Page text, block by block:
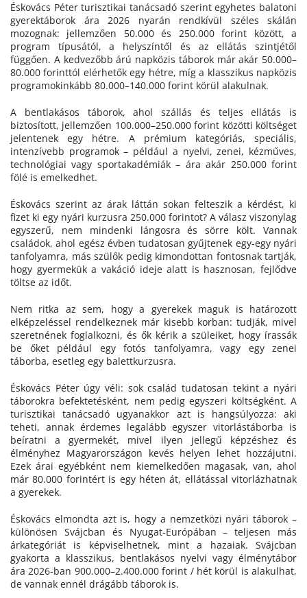
Éskovács Péter turisztikai tanácsadó szerint egyhetes balatoni
gyerektáborok ára 2026 nyarán rendkívül széles skálán
mozognak: jellemzően 50.000 és 250.000 forint között, a
program típusától, a helyszíntől és az ellátás szintjétől
függően. A kedvezőbb árú napközis táborok már akár 50.000–
80.000 forinttól elérhetők egy hétre, míg a klasszikus napközis
programokinkább 80.000–140.000 forint körül alakulnak.
A bentlakásos táborok, ahol szállás és teljes ellátás is
biztosított, jellemzően 100.000–250.000 forint közötti költséget
jelentenek egy hétre. A prémium kategóriás, speciális,
intenzívebb programok – például a nyelvi, zenei, kézműves,
technológiai vagy sportakadémiák – ára akár 250.000 forint
fölé is emelkedhet.
Éskovács szerint az árak láttán sokan felteszik a kérdést, ki
fizet ki egy nyári kurzusra 250.000 forintot? A válasz viszonylag
egyszerű, nem mindenki lángosra és sörre költ. Vannak
családok, ahol egész évben tudatosan gyűjtenek egy-egy nyári
tanfolyamra, más szülők pedig kimondottan fontosnak tartják,
hogy gyermekük a vakáció ideje alatt is hasznosan, fejlődve
töltse az időt.
Nem ritka az sem, hogy a gyerekek maguk is határozott
elképzeléssel rendelkeznek már kisebb korban: tudják, mivel
szeretnének foglalkozni, és ők kérik a szüleiket, hogy írassák
be őket például egy fotós tanfolyamra, vagy egy zenei
táborba, esetleg egy balettkurzusra.
Éskovács Péter úgy véli: sok család tudatosan tekint a nyári
táborokra befektetésként, nem pedig egyszeri költségként. A
turisztikai tanácsadó ugyanakkor azt is hangsúlyozza: aki
teheti, annak érdemes legalább egyszer vitorlástáborba is
beíratni a gyermekét, mivel ilyen jellegű képzéshez és
élményhez Magyarországon kevés helyen lehet hozzájutni.
Ezek árai egyébként nem kiemelkedően magasak, van, ahol
már 80.000 forintért is egy héten át, ellátással vitorlázhatnak
a gyerekek.
Éskovács elmondta azt is, hogy a nemzetközi nyári táborok –
különösen Svájcban és Nyugat-Európában – teljesen más
árkategóriát is képviselhetnek, mint a hazaiak. Svájcban
gyakorta a klasszikus, bentlakásos nyelvi vagy élménytábor
ára 2026-ban 900.000–2.400.000 forint / hét körül is alakulhat,
de vannak ennél drágább táborok is.